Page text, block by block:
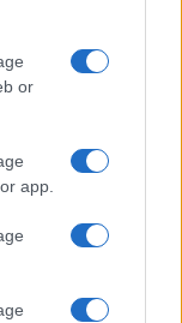
or
app.